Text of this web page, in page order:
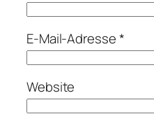
E-Mail-Adresse*
Website